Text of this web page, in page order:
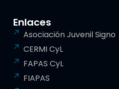
Enlaces
Asociación Juvenil Signo
CERMI CyL
FAPAS CyL
FIAPAS